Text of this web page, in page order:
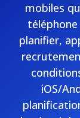
mobiles
planifier,
iOS/